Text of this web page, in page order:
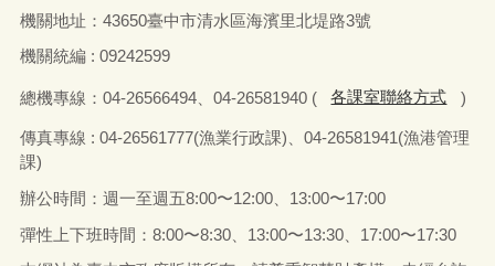
機關地址： 43650臺中市清水區海濱里北堤路3號
機關統編 : 09242599
總機專線： 04-26566494、 04-26581940 ( 各課室聯絡方式 )
傳真專線 : 04-26561777(漁業行政課)、 04-26581941(漁港管理
課)
辦公時間：週一至週五8:00〜12:00、 13:00〜17:00
彈性上下班時間： 8:00〜8:30、 13:00〜13:30、 17:00〜17:30